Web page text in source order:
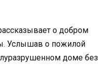
о добром
Услышав о пожилой
доме без